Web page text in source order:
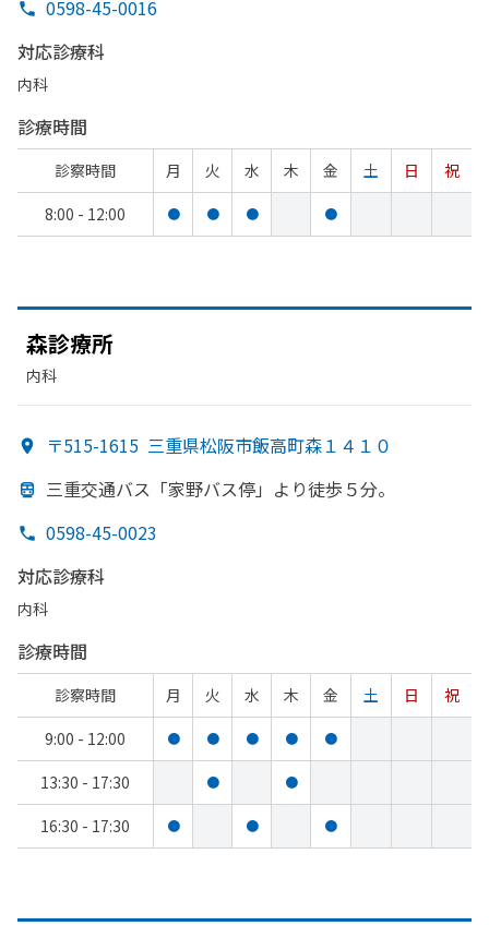
0598-45-0016
対応診療科
内科
診療時間
診察時間 月 火 水 木 金 土 日
祝
8:00 - 12:00
● ● ● ●
森診療所
内科
〒515-1615 三重県松阪市飯高町森１４１０
三重交通バス「家野バス停」より徒歩５分。
0598-45-0023
対応診療科
内科
診療時間
診察時間 月 火 水 木 金 土 日
祝
9:00 - 12:00
● ● ● ● ●
13:30 - 17:30 ● ●
16:30 - 17:30 ● ● ●